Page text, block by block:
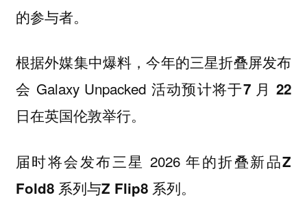
的参与者。
根据外媒集中爆料，今年的三星折叠屏发布
会 Galaxy Unpacked 活动预计将于7 月 22
日在英国伦敦举行。
届时将会发布三星 2026 年的折叠新品Z
Fold8 系列与Z Flip8 系列。